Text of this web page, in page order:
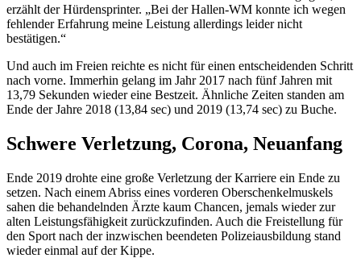
erzählt der Hürdensprinter. „Bei der Hallen-WM konnte ich wegen
fehlender Erfahrung meine Leistung allerdings leider nicht
bestätigen.“
Und auch im Freien reichte es nicht für einen entscheidenden Schritt
nach vorne. Immerhin gelang im Jahr 2017 nach fünf Jahren mit
13,79 Sekunden wieder eine Bestzeit. Ähnliche Zeiten standen am
Ende der Jahre 2018 (13,84 sec) und 2019 (13,74 sec) zu Buche.
Schwere Verletzung, Corona, Neuanfang
Ende 2019 drohte eine große Verletzung der Karriere ein Ende zu
setzen. Nach einem Abriss eines vorderen Oberschenkelmuskels
sahen die behandelnden Ärzte kaum Chancen, jemals wieder zur
alten Leistungsfähigkeit zurückzufinden. Auch die Freistellung für
den Sport nach der inzwischen beendeten Polizeiausbildung stand
wieder einmal auf der Kippe.